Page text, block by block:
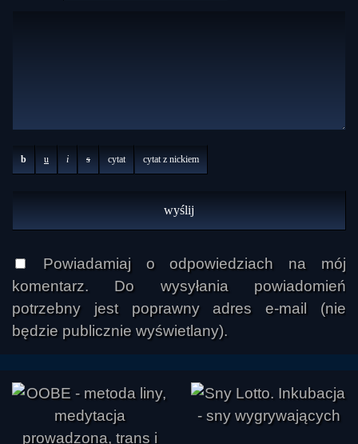
b u i s cytat cytat z nickiem
Powiadamiaj o odpowiedziach na mój
komentarz. Do wysyłania powiadomień
potrzebny jest poprawny adres e-mail (nie
będzie publicznie wyświetlany).